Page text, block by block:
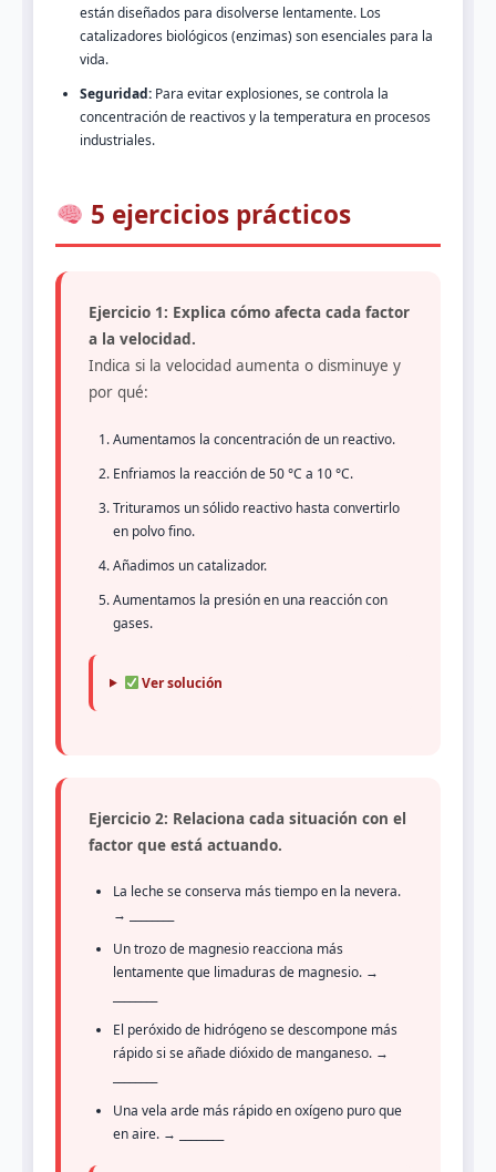
están diseñados para disolverse lentamente. Los
catalizadores biológicos (enzimas) son esenciales para la
vida.
Seguridad: Para evitar explosiones, se controla la
concentración de reactivos y la temperatura en procesos
industriales.
5 ejercicios prácticos
Ejercicio 1: Explica cómo afecta cada factor
a la velocidad.
Indica si la velocidad aumenta o disminuye y
por qué:
Aumentamos la concentración de un reactivo.
Enfriamos la reacción de 50 °C a 10 °C.
Trituramos un sólido reactivo hasta convertirlo
en polvo fino.
Añadimos un catalizador.
Aumentamos la presión en una reacción con
gases.
Ver solución
Ejercicio 2: Relaciona cada situación con el
factor que está actuando.
La leche se conserva más tiempo en la nevera.
→ ________
Un trozo de magnesio reacciona más
lentamente que limaduras de magnesio. →
El peróxido de hidrógeno se descompone más
rápido si se añade dióxido de manganeso. →
Una vela arde más rápido en oxígeno puro que
en aire. → ________